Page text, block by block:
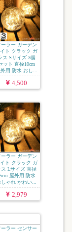
ーラー ガーデン
ト クラック ガ
ス Sサイズ 3個
ット 直径10cm
外用 防水 おし...
4,500
ーラー ガーデン
ト クラック ガ
ス Lサイズ 直径
屋外用 防水
しゃれ かわい...
2,979